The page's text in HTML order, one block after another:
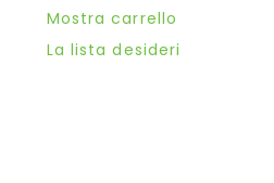
Mostra carrello
La lista desideri